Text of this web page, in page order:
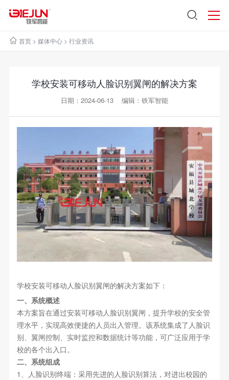
首页> 媒体中心> 行业资讯
学校安装可移动人脸识别翼闸的解决方案
日期：2024-06-13 编辑：铁军智能
学校安装可移动人脸识别翼闸的解决方案如下：
一、系统概述
本方案旨在通过安装可移动人脸识别翼闸，提升学校的安全管
理水平，实现高效便捷的人员出入管理。该系统集成了人脸识
别、翼闸控制、实时监控和数据统计等功能，可广泛应用于学
校的各个出入口。
二、系统组成
1、人脸识别终端：采用先进的人脸识别算法，对进出校园的